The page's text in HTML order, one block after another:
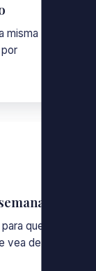
misma
que el
vea de